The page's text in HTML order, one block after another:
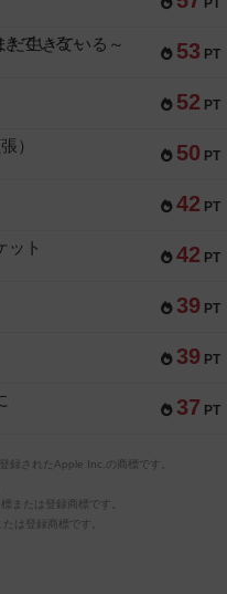
PT
53 PT
生きている～
52 PT
50 PT
）
42 PT
42 PT
ット
39 PT
39 PT
37 PT
録されたApple Inc.の商標です。
または登録商標です。
は登録商標です。